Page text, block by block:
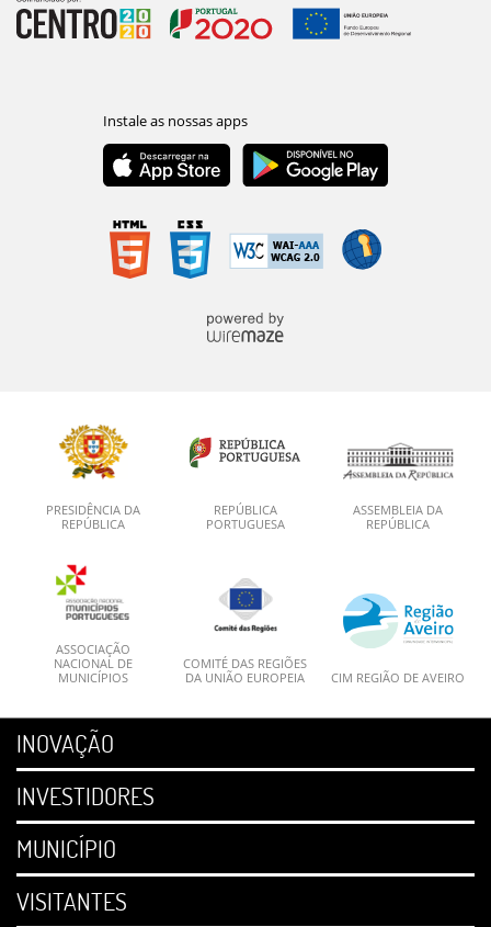
PRESIDÊNCIA DA
REPÚBLICA
REPÚBLICA
PORTUGUESA
ASSEMBLEIA DA
REPÚBLICA
ASSOCIAÇÃO
NACIONAL DE
MUNICÍPIOS
COMITÉ DAS REGIÕES
DA UNIÃO EUROPEIA
CIM REGIÃO DE AVEIRO
INOVAÇÃO
INVESTIDORES
MUNICÍPIO
VISITANTES